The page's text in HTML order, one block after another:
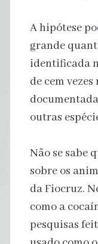
A hipótese
grande
identificada
de cem
outras
Não se sabe
sobre os
da Fiocruz.
como a
pesquisas